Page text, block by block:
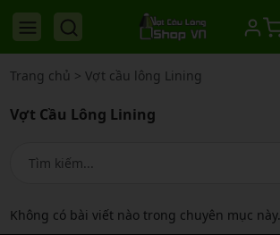
Trang chủ > Vợt cầu lông Lining
Vợt Cầu Lông Lining
Không có bài viết nào trong chuyên mục này.